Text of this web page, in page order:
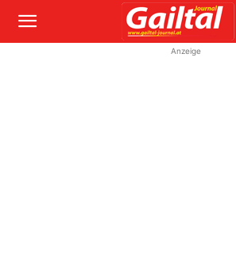
Anzeige